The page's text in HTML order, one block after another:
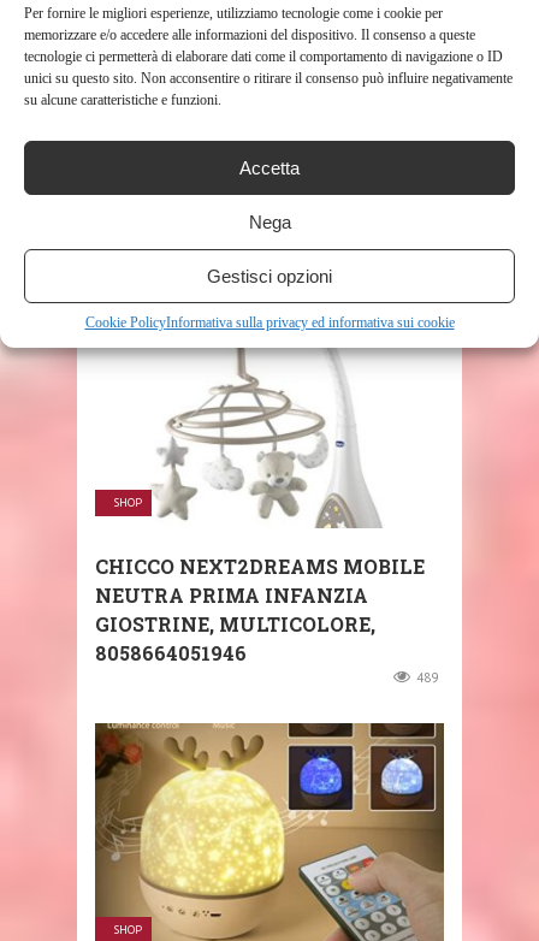
Per fornire le migliori esperienze, utilizziamo tecnologie come i cookie per
memorizzare e/o accedere alle informazioni del dispositivo. Il consenso a queste
tecnologie ci permetterà di elaborare dati come il comportamento di navigazione o ID
unici su questo sito. Non acconsentire o ritirare il consenso può influire negativamente
su alcune caratteristiche e funzioni.
Accetta
Nega
Gestisci opzioni
Cookie PolicyInformativa sulla privacy ed informativa sui cookie
SHOP
BRUMS ABITO JERSEY CON
BALZE VESTITO, GRIGIO (GRIGIO
351
SHOP
CHICCO NEXT2DREAMS MOBILE
NEUTRA PRIMA INFANZIA
GIOSTRINE, MULTICOLORE,
8058664051946
489
SHOP